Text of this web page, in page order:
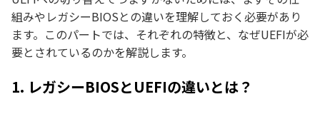
組みやレガシーBIOSとの違いを理解しておく必要があり
ます。このパートでは、それぞれの特徴と、なぜUEFIが必
要とされているのかを解説します。
1. レガシーBIOSとUEFIの違いとは？